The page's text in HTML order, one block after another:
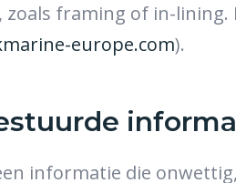
framing of in-lining.
europe.com).
informatie die